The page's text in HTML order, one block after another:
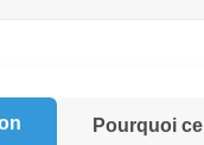
Pourquoi